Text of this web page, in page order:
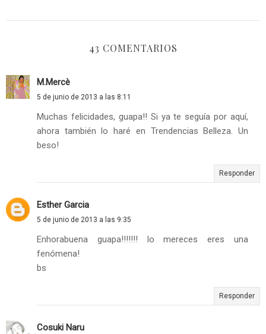
43 COMENTARIOS
M.Mercè
5 de junio de 2013 a las 8:11
Muchas felicidades, guapa!! Si ya te seguía por aquí,
ahora también lo haré en Trendencias Belleza. Un
beso!
Responder
Esther Garcia
5 de junio de 2013 a las 9:35
Enhorabuena guapa!!!!!!! lo mereces eres una
fenómena!
bs
Responder
Cosuki Naru